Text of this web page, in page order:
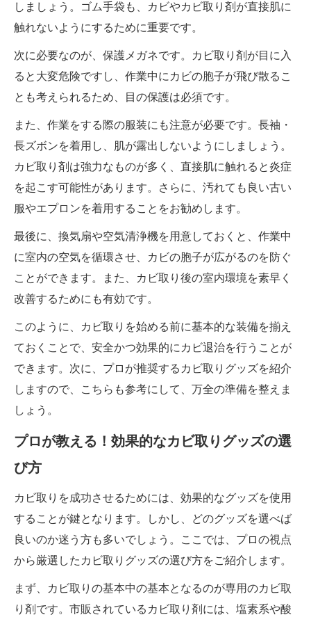
しましょう。ゴム手袋も、カビやカビ取り剤が直接肌に
触れないようにするために重要です。
次に必要なのが、保護メガネです。カビ取り剤が目に入
ると大変危険ですし、作業中にカビの胞子が飛び散るこ
とも考えられるため、目の保護は必須です。
また、作業をする際の服装にも注意が必要です。長袖・
長ズボンを着用し、肌が露出しないようにしましょう。
カビ取り剤は強力なものが多く、直接肌に触れると炎症
を起こす可能性があります。さらに、汚れても良い古い
服やエプロンを着用することをお勧めします。
最後に、換気扇や空気清浄機を用意しておくと、作業中
に室内の空気を循環させ、カビの胞子が広がるのを防ぐ
ことができます。また、カビ取り後の室内環境を素早く
改善するためにも有効です。
このように、カビ取りを始める前に基本的な装備を揃え
ておくことで、安全かつ効果的にカビ退治を行うことが
できます。次に、プロが推奨するカビ取りグッズを紹介
しますので、こちらも参考にして、万全の準備を整えま
しょう。
プロが教える！効果的なカビ取りグッズの選
び方
カビ取りを成功させるためには、効果的なグッズを使用
することが鍵となります。しかし、どのグッズを選べば
良いのか迷う方も多いでしょう。ここでは、プロの視点
から厳選したカビ取りグッズの選び方をご紹介します。
まず、カビ取りの基本中の基本となるのが専用のカビ取
り剤です。市販されているカビ取り剤には、塩素系や酸